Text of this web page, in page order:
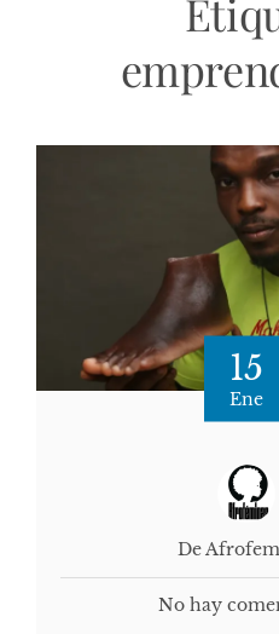
15
Ene
De
No hay